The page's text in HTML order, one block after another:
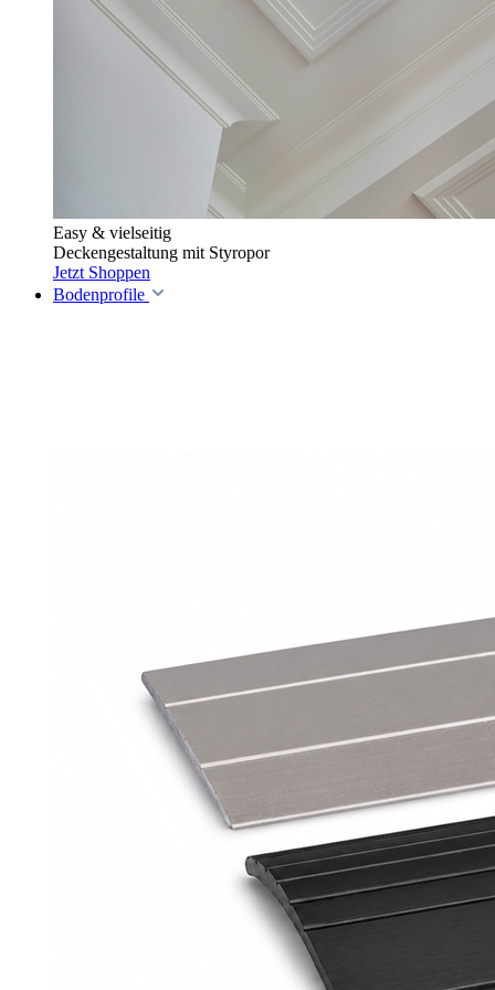
Easy & vielseitig
Deckengestaltung mit Styropor
Jetzt Shoppen
Bodenprofile